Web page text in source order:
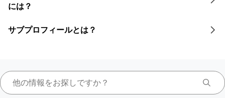
には？
サブプロフィールとは？